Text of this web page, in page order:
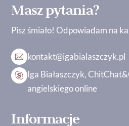
Masz pytania?
Pisz śmiało! Odpowiadam na
kontakt@igabialaszczyk.pl
Iga Białaszczyk,
angielskiego online
Informacje